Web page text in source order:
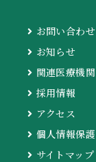
お問い合わせ
お知らせ
関連医療機関
採用情報
アクセス
個人情報保護
サイトマップ